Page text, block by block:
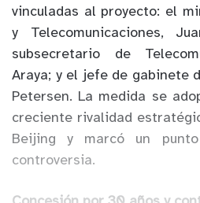
vinculadas al proyecto: el
y Telecomunicaciones,
subsecretario de
Araya; y el jefe de gabinete
Petersen. La medida se
creciente rivalidad
Beijing y marcó un
controversia.